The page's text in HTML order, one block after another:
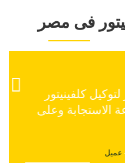
فى مصر
توكيل
بالفعل
للفنين